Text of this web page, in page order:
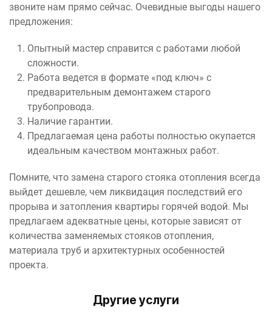
звоните нам прямо сейчас. Очевидные выгоды нашего
предложения:
Опытный мастер справится с работами любой
сложности.
Работа ведется в формате «под ключ» с
предварительным демонтажем старого
трубопровода.
Наличие гарантии.
Предлагаемая цена работы полностью окупается
идеальным качеством монтажных работ.
Помните, что замена старого стояка отопления всегда
выйдет дешевле, чем ликвидация последствий его
прорыва и затопления квартиры горячей водой. Мы
предлагаем адекватные цены, которые зависят от
количества заменяемых стояков отопления,
материала труб и архитектурных особенностей
проекта.
Другие услуги